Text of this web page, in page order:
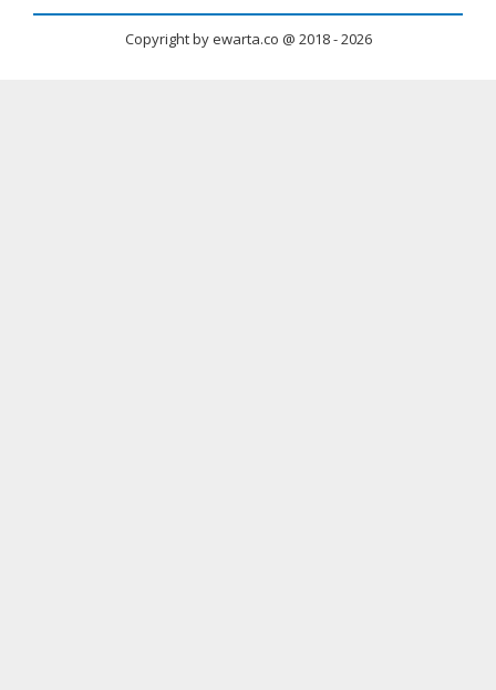
Copyright by ewarta.co @ 2018 -2026